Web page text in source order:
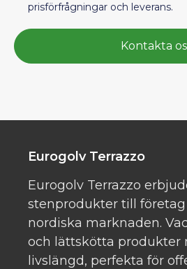
prisförfrågningar och leverans.
Kontakta
Eurogolv Terrazzo
Eurogolv Terrazzo
stenprodukter till företag
nordiska marknaden.
och lättskötta produkter
livslängd, perfekta för